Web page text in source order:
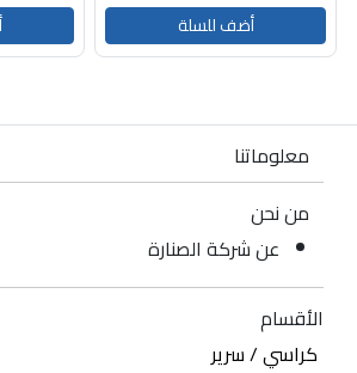
أضف للسلة
معلوماتنا
من نحن
عن شركة الصنارة
الأقسام
كراسي / سرير